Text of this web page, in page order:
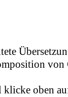
von
klicke oben